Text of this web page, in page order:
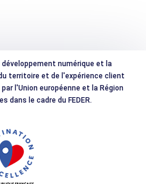
numérique et la
territoire et de l'expérience client
l'Union européenne et la Région
dans le cadre du FEDER.